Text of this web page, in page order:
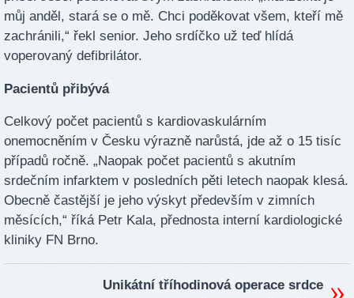
můj anděl, stará se o mě. Chci poděkovat všem, kteří mě
zachránili,“ řekl senior. Jeho srdíčko už teď hlídá
voperovaný defibrilátor.
Pacientů přibývá
Celkový počet pacientů s kardiovaskulárním
onemocněním v Česku výrazně narůstá, jde až o 15 tisíc
případů ročně. „Naopak počet pacientů s akutním
srdečním infarktem v posledních pěti letech naopak klesá.
Obecně častější je jeho výskyt především v zimních
měsících,“ říká Petr Kala, přednosta interní kardiologické
kliniky FN Brno.
Unikátní tříhodinová operace srdce